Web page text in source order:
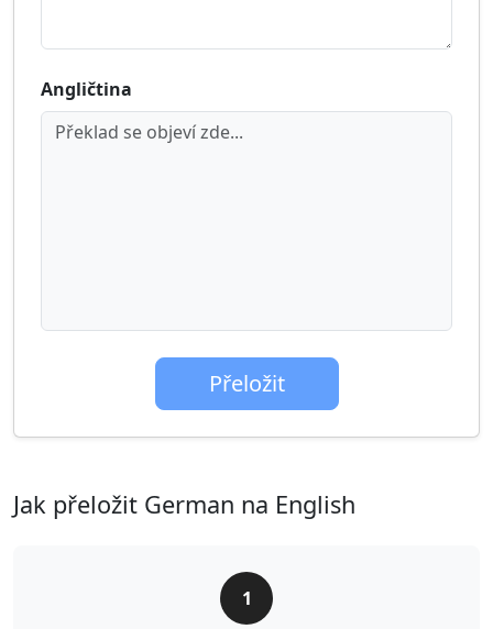
Angličtina
Překlad se objeví zde...
Přeložit
Jak přeložit German na English
1